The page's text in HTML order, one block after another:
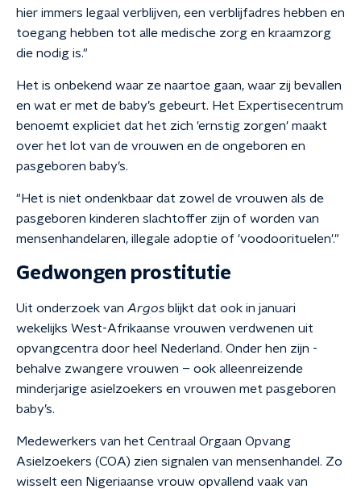
hier immers legaal verblijven, een verblijfadres hebben en
toegang hebben tot alle medische zorg en kraamzorg
die nodig is."
Het is onbekend waar ze naartoe gaan, waar zij bevallen
en wat er met de baby’s gebeurt. Het Expertisecentrum
benoemt expliciet dat het zich 'ernstig zorgen' maakt
over het lot van de vrouwen en de ongeboren en
pasgeboren baby’s.
"Het is niet ondenkbaar dat zowel de vrouwen als de
pasgeboren kinderen slachtoffer zijn of worden van
mensenhandelaren, illegale adoptie of 'voodoorituelen'."
Gedwongen prostitutie
Uit onderzoek van Argos blijkt dat ook in januari
wekelijks West-Afrikaanse vrouwen verdwenen uit
opvangcentra door heel Nederland. Onder hen zijn -
behalve zwangere vrouwen – ook alleenreizende
minderjarige asielzoekers en vrouwen met pasgeboren
baby’s.
Medewerkers van het Centraal Orgaan Opvang
Asielzoekers (COA) zien signalen van mensenhandel. Zo
wisselt een Nigeriaanse vrouw opvallend vaak van